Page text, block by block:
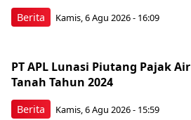
Berita Kamis, 6 Agu 2026 - 16:09
Berita
PT APL Lunasi Piutang Pajak Air
Tanah Tahun 2024
Kamis, 6 Agu 2026 - 15:59